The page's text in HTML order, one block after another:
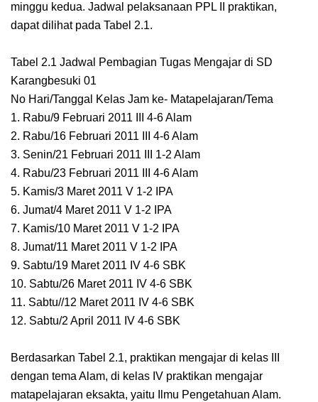
minggu kedua. Jadwal pelaksanaan PPL II praktikan,
dapat dilihat pada Tabel 2.1.
Tabel 2.1 Jadwal Pembagian Tugas Mengajar di SD
Karangbesuki 01
No Hari/Tanggal Kelas Jam ke- Matapelajaran/Tema
1. Rabu/9 Februari 2011 III 4-6 Alam
2. Rabu/16 Februari 2011 III 4-6 Alam
3. Senin/21 Februari 2011 III 1-2 Alam
4. Rabu/23 Februari 2011 III 4-6 Alam
5. Kamis/3 Maret 2011 V 1-2 IPA
6. Jumat/4 Maret 2011 V 1-2 IPA
7. Kamis/10 Maret 2011 V 1-2 IPA
8. Jumat/11 Maret 2011 V 1-2 IPA
9. Sabtu/19 Maret 2011 IV 4-6 SBK
10. Sabtu/26 Maret 2011 IV 4-6 SBK
11. Sabtu//12 Maret 2011 IV 4-6 SBK
12. Sabtu/2 April 2011 IV 4-6 SBK
Berdasarkan Tabel 2.1, praktikan mengajar di kelas III
dengan tema Alam, di kelas IV praktikan mengajar
matapelajaran eksakta, yaitu Ilmu Pengetahuan Alam.